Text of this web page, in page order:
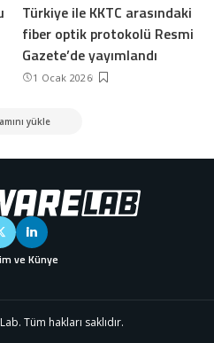
Türkiye ile KKTC arasındaki
fiber optik protokolü Resmi
Gazete’de yayımlandı
1 Ocak 2026
yükle
ve Künye
Tüm hakları saklıdır.